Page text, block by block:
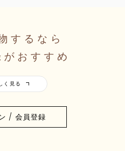
するなら
おすすめ
/ 会員登録